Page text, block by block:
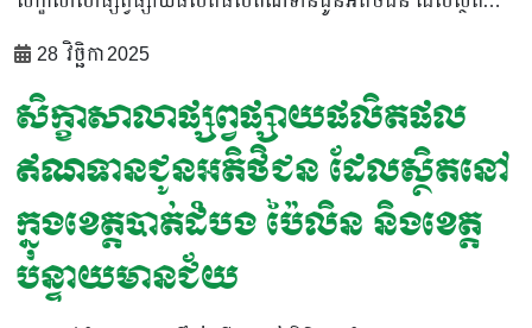
28 វិច្ឆិកា 2025
សិក្ខាសាលាផ្សព្វផ្សាយផលិតផល
ឥណទានជូនអតិថិជន ដែលស្ថិតនៅ
ក្នុងខេត្តបាត់ដំបង ប៉ៃលិន និងខេត្ត
បន្ទាយមានជ័យ